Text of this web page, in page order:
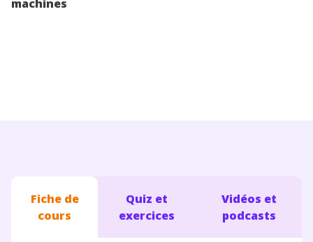
machines
Fiche de
cours
Quiz et
exercices
Vidéos et
podcasts